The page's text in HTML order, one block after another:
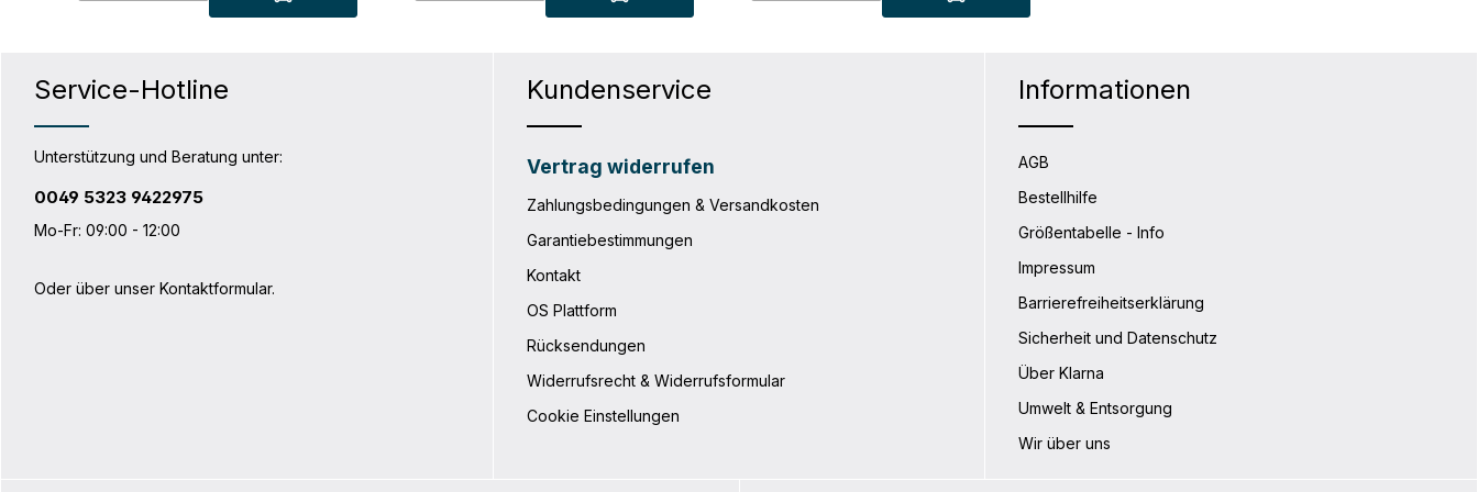
H x T: 31,5 x 25,5 x 15,5 cm Material:
ob die Reise ins Hotel führt oder im Zelt
Roller oder Bike-Packer, lässt sich
entweder mit einer Toiletry Bag und
nicht komplett in eine Radtasche.
befinden sich praktische Tragegriffe
LGewicht: 742 gMaterial: Polyester
Hinweis: In eine Fahrradtasche, wie
in Kombination mit dem Packing Cube L
ODER zusammen mit zwei Packing Cube
Wege-Reißverschluss Interner Haltegurt
mit Steckverschluss Tragegriff
cmBreite unten: 24 cmHöhe: 15 cmTiefe:
Service-Hotline
Unterstützung und Beratung unter:
0049 5323 9422975
Mo-Fr: 09:00 - 12:00
Oder über unser Kontaktformular.
Kundenservice
Vertrag widerrufen
Zahlungsbedingungen & Versandkosten
Garantiebestimmungen
Kontakt
OS Plattform
Rücksendungen
Widerrufsrecht & Widerrufsformular
Cookie Einstellungen
Informationen
AGB
Bestellhilfe
Größentabelle - Info
Impressum
Barrierefreiheitserklärung
Sicherheit und Datenschutz
Über Klarna
Umwelt & Entsorgung
Wir über uns